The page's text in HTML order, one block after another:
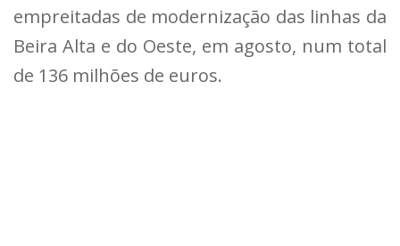
empreitadas de modernização das linhas da
Beira Alta e do Oeste, em agosto, num total
de 136 milhões de euros.